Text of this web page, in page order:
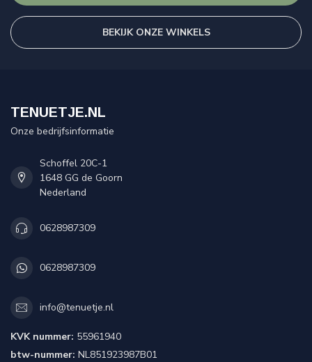
BEKIJK ONZE WINKELS
TENUETJE.NL
Onze bedrijfsinformatie
Schoffel 20C-1
1648 GG de Goorn
Nederland
0628987309
0628987309
info@tenuetje.nl
KVK nummer: 55961940
btw-nummer: NL851923987B01